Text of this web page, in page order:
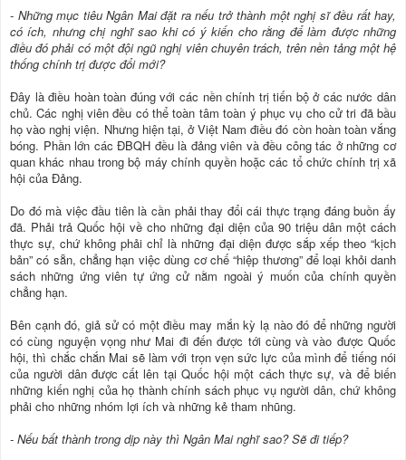
- Những mục tiêu Ngân Mai đặt ra nếu trở thành một nghị sĩ đều rất hay,
có ích, nhưng chị nghĩ sao khi có ý kiến cho rằng để làm được những
điều đó phải có một đội ngũ nghị viên chuyên trách, trên nền tảng một hệ
thống chính trị được đổi mới?
Đây là điều hoàn toàn đúng với các nền chính trị tiến bộ ở các nước dân
chủ. Các nghị viên đều có thể toàn tâm toàn ý phục vụ cho cử tri đã bầu
họ vào nghị viện. Nhưng hiện tại, ở Việt Nam điều đó còn hoàn toàn vắng
bóng. Phần lớn các ĐBQH đều là đảng viên và đều công tác ở những cơ
quan khác nhau trong bộ máy chính quyền hoặc các tổ chức chính trị xã
hội của Đảng.
Do đó mà việc đầu tiên là cần phải thay đổi cái thực trạng đáng buồn ấy
đã. Phải trả Quốc hội về cho những đại diện của 90 triệu dân một cách
thực sự, chứ không phải chỉ là những đại diện được sắp xếp theo “kịch
bản” có sẵn, chẳng hạn việc dùng cơ chế “hiệp thương” để loại khỏi danh
sách những ứng viên tự ứng cử nằm ngoài ý muốn của chính quyền
chẳng hạn.
Bên cạnh đó, giả sử có một điều may mắn kỳ lạ nào đó để những người
có cùng nguyện vọng như Mai đi đến được tới cùng và vào được Quốc
hội, thì chắc chắn Mai sẽ làm với trọn vẹn sức lực của mình để tiếng nói
của người dân được cất lên tại Quốc hội một cách thực sự, và để biến
những kiến nghị của họ thành chính sách phục vụ người dân, chứ không
phải cho những nhóm lợi ích và những kẻ tham nhũng.
- Nếu bất thành trong dịp này thì Ngân Mai nghĩ sao? Sẽ đi tiếp?